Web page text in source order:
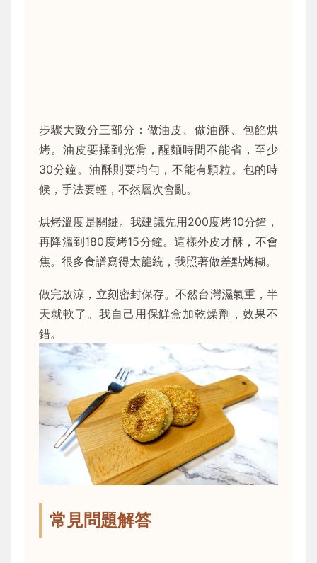
步驟大致分三部分：做油皮、做油酥、包餡烘
烤。油皮要揉到光滑，醒麵時間不能省，至少
30分鐘。油酥則要均勻，不能有顆粒。包的時
候，手法要輕，不然層次會亂。
烘烤溫度是關鍵。我建議先用200度烤10分鐘，
再降溫到180度烤15分鐘。這樣外皮才酥，不會
焦。很多食譜寫得太籠統，我照著做差點烤糊。
做完放涼，立刻密封保存。不然台灣濕氣重，半
天就軟了。我自己用保鮮盒加乾燥劑，效果不
錯。
常見問題解答